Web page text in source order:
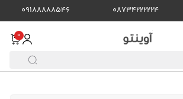
08734222224
09188888546
0